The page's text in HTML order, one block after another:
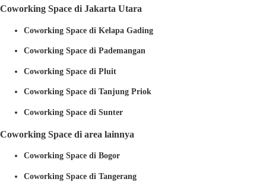
Coworking Space di Jakarta Utara
Coworking Space di Kelapa Gading
Coworking Space di Pademangan
Coworking Space di Pluit
Coworking Space di Tanjung Priok
Coworking Space di Sunter
Coworking Space di area lainnya
Coworking Space di Bogor
Coworking Space di Tangerang